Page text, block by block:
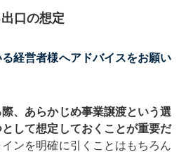
口の想定
経営者様へアドバイスをお願い
、あらかじめ事業譲渡という選
して想定しておくことが重要だ
ンを明確に引くことはもちろん